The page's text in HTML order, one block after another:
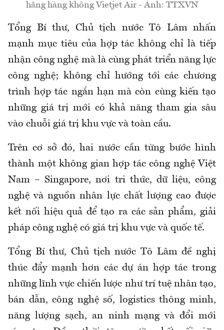
hãng hàng không Vietjet Air - Ảnh: TTXVN
Tổng Bí thư, Chủ tịch nước Tô Lâm nhấn
mạnh mục tiêu của hợp tác không chỉ là tiếp
nhận công nghệ mà là cùng phát triển năng lực
công nghệ; không chỉ hướng tới các chương
trình hợp tác ngắn hạn mà còn cùng kiến tạo
những giá trị mới có khả năng tham gia sâu
vào chuỗi giá trị khu vực và toàn cầu.
Trên cơ sở đó, hai nước cần từng bước hình
thành một không gian hợp tác công nghệ Việt
Nam – Singapore, nơi tri thức, dữ liệu, công
nghệ và nguồn nhân lực chất lượng cao được
kết nối hiệu quả để tạo ra các sản phẩm, giải
pháp công nghệ có giá trị khu vực và quốc tế.
Tổng Bí thư, Chủ tịch nước Tô Lâm đề nghị
thúc đẩy mạnh hơn các dự án hợp tác trong
những lĩnh vực chiến lược như trí tuệ nhân tạo,
bán dẫn, công nghệ số, logistics thông minh,
năng lượng sạch, an ninh mạng và đổi mới